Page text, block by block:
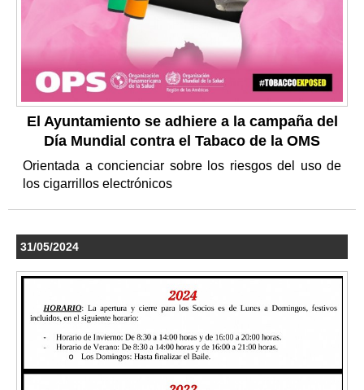
El Ayuntamiento se adhiere a la campaña del
Día Mundial contra el Tabaco de la OMS
Orientada a concienciar sobre los riesgos del uso de
los cigarrillos electrónicos
31/05/2024